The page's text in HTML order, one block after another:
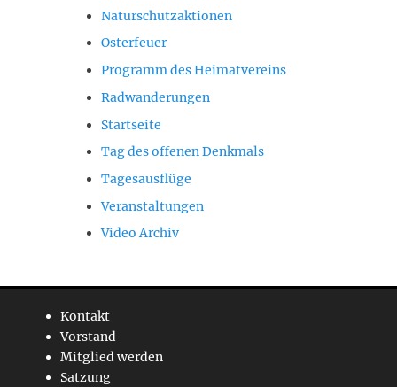
Naturschutzaktionen
Osterfeuer
Programm des Heimatvereins
Radwanderungen
Startseite
Tag des offenen Denkmals
Tagesausflüge
Veranstaltungen
Video Archiv
Kontakt
Vorstand
Mitglied werden
Satzung